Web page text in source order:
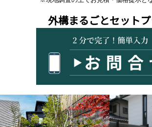
外構まるごとセット